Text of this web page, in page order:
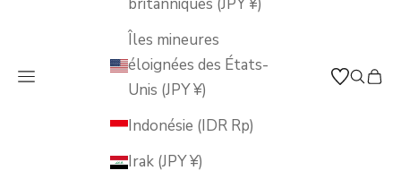
MUSUBI KILN
Ouvrir la navigation Ouvrir
Voir
Îles mineures
éloignées des États-
Unis (JPY ¥)
Indonésie (IDR Rp)
Irak (JPY ¥)